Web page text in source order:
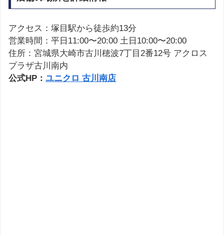
アクセス：塚目駅から徒歩約13分
営業時間：平日11:00〜20:00 土日10:00〜20:00
住所：宮城県大崎市古川穂波7丁目2番12号 アクロス
プラザ古川南内
公式HP： ユニクロ 古川南店